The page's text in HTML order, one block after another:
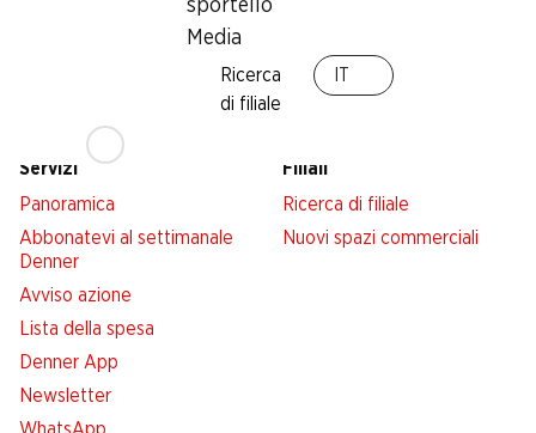
sportello
Media
Ricerca
di filiale
accedere adesso
Servizi
Panoramica
Abbonatevi al settimanale
Denner
Avviso azione
Lista della spesa
Denner App
Newsletter
Filiali
Ricerca di filiale
Nuovi spazi commerciali